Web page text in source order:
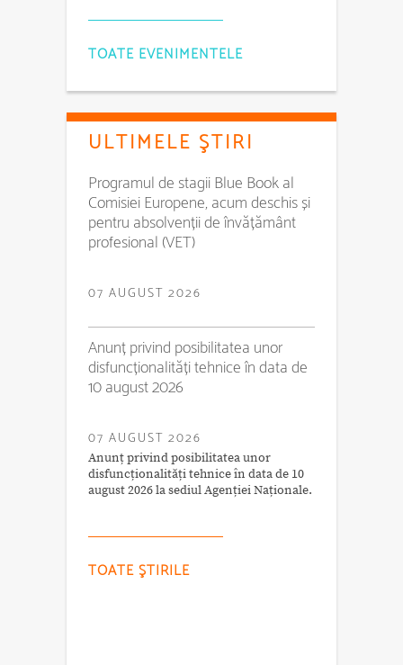
TOATE EVENIMENTELE
ULTIMELE ŞTIRI
Programul de stagii Blue Book al
Comisiei Europene, acum deschis și
pentru absolvenții de învățământ
profesional (VET)
07 AUGUST 2026
Anunț privind posibilitatea unor
disfuncționalități tehnice în data de
10 august 2026
07 AUGUST 2026
Anunț privind posibilitatea unor
disfuncționalități tehnice în data de 10
august 2026 la sediul Agenției Naționale.
TOATE ŞTIRILE